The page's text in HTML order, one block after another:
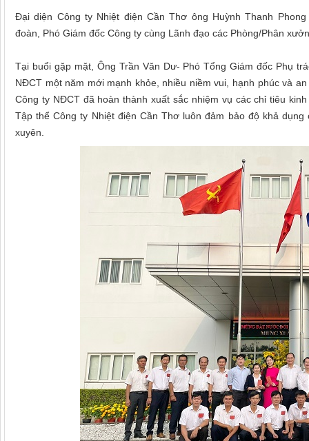
Đại diện Công ty Nhiệt điện Cần Thơ ông Huỳnh Thanh
đoàn, Phó Giám đốc Công ty cùng Lãnh đạo các Phòng/Phân
Tại buổi gặp mặt, Ông Trần Văn Dư- Phó Tổng Giám đốc Phụ
NĐCT một năm mới mạnh khỏe, nhiều niềm vui, hạnh phúc và
Công ty NĐCT đã hoàn thành xuất sắc nhiệm vụ các chỉ tiêu
Tập thể Công ty Nhiệt điện Cần Thơ luôn đảm bảo độ khả
xuyên.